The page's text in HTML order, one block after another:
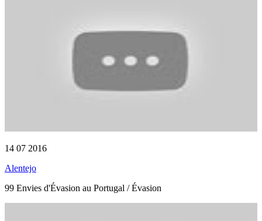
14 07 2016
Alentejo
99 Envies d'Évasion au Portugal / Évasion